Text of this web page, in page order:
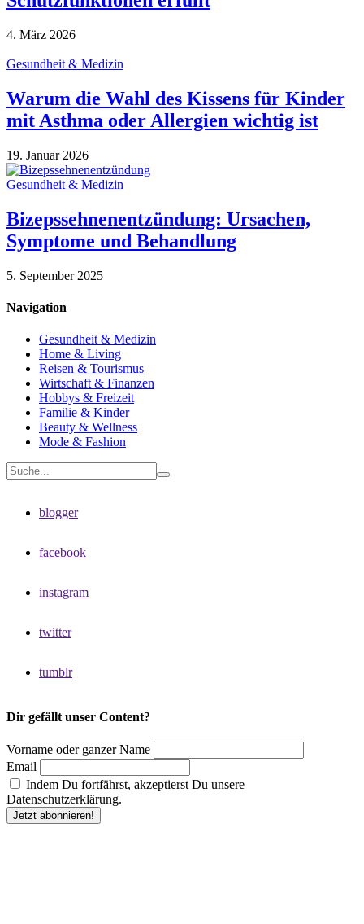
4. März 2026
Gesundheit & Medizin
Warum die Wahl des Kissens für Kinder
mit Asthma oder Allergien wichtig ist
19. Januar 2026
Gesundheit & Medizin
Bizepssehnenentzündung: Ursachen,
Symptome und Behandlung
5. September 2025
Navigation
Gesundheit & Medizin
Home & Living
Reisen & Tourismus
Wirtschaft & Finanzen
Hobbys & Freizeit
Familie & Kinder
Beauty & Wellness
Mode & Fashion
blogger
facebook
instagram
twitter
tumblr
Dir gefällt unser Content?
Vorname oder ganzer Name
Email
Indem Du fortfährst, akzeptierst Du unsere
Datenschutzerklärung.